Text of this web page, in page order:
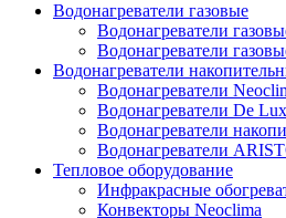
Водонагреватели газовые
Водонагреватели
Водонагреватели
Водонагреватели
Водонагреватели
Водонагреватели De
Водонагреватели
Водонагреватели
Тепловое оборудование
Инфракрасные
Конвекторы Neoclima